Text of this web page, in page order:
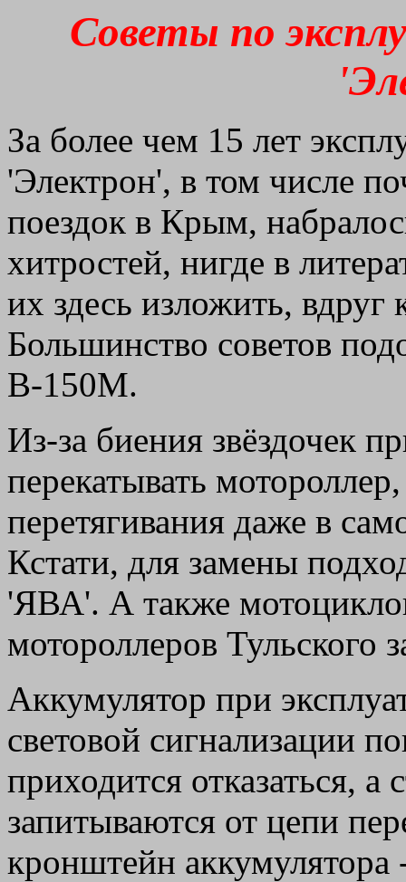
Советы по
За более чем 15 лет
'Электрон', в том числе
поездок в Крым,
хитростей, нигде в
их здесь изложить, вдруг
Большинство советов
В-150М.
Из-за биения звёздочек
перекатывать
перетягивания даже в
Кстати, для замены
'ЯВА'. А также
мотороллеров Тульского
Аккумулятор при
световой сигнализации
приходится отказаться, а
запитываются от цепи
кронштейн аккумулятора